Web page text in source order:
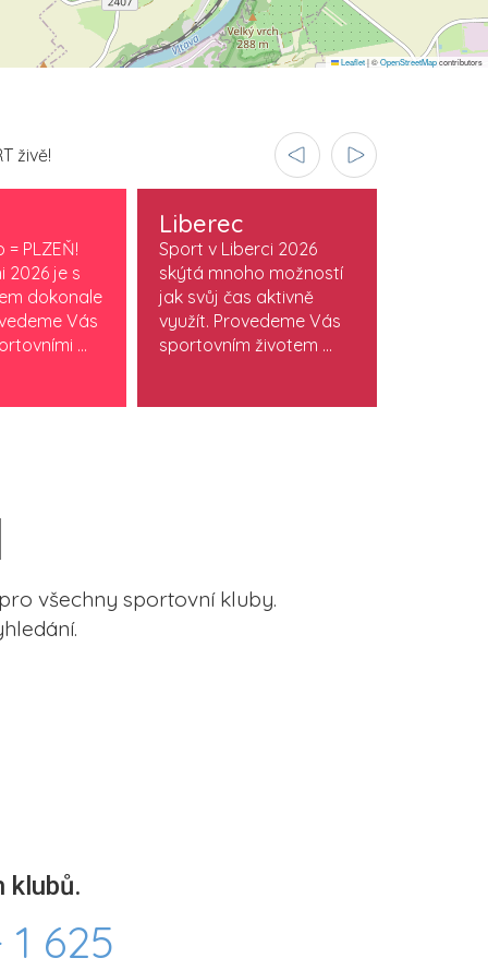
Leaflet|©OpenStreetMapcontributors
živě!
PLZEŇ!
2026 je s
dokonale
Vás
...
Liberec
Sport v Liberci 2026
skýtá mnoho možností
jak svůj čas aktivně
využít. Provedeme Vás
sportovním životem ...
všechny sportovní kluby.
klubů.
1 625